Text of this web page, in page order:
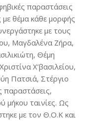
παραστάσεις
με θέμα κάθε μορφής
με τους
Μαγδαλένα Ζήρα,
Θέμη
Χ’βασιλείου,
Πατσιά, Στέργιο
παραστάσεις,
μήκου ταινίες. Ως
με τον Θ.Ο.Κ και